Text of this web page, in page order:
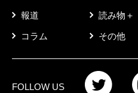
報道 読み物＋
コラム その他
FOLLOW US